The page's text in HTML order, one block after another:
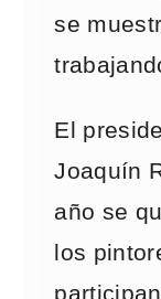
se
El
Joaquín
año se
los